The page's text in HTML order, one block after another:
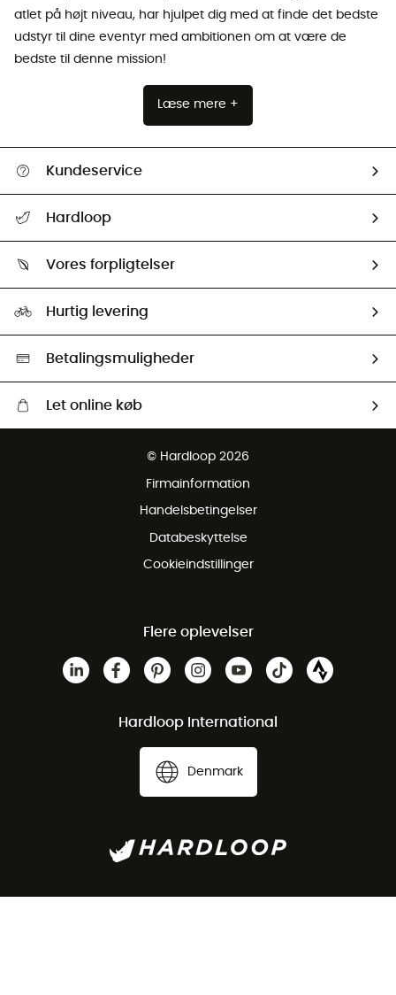
atlet på højt niveau, har hjulpet dig med at finde det bedste
udstyr til dine eventyr med ambitionen om at være de
bedste til denne mission!
Læse mere +
Kundeservice
Returnering & Tilbagebetaling
Hardloop
Our ambassadors
Vores forpligtelser
Second hand
HardGreen Udvalg
Hurtig levering
Betalingsmuligheder
Let online køb
Gratis retur inden for 100 dage
© Hardloop 2026
Firmainformation
Handelsbetingelser
Databeskyttelse
Cookieindstillinger
Flere oplevelser
Hardloop International
Denmark